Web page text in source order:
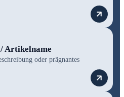
Artikelname
oder prägnantes